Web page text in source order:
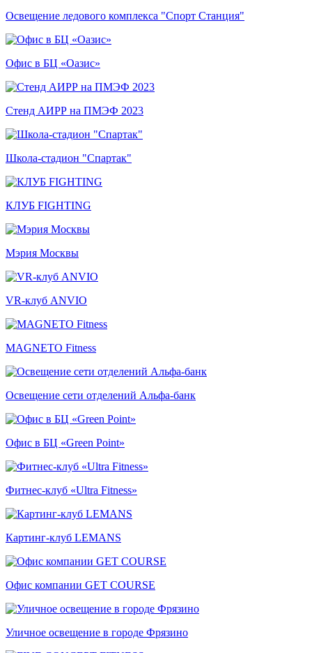
Освещение ледового комплекса "Спорт Станция"
Офис в БЦ «Оазис»
Стенд АИРР на ПМЭФ 2023
Школа-стадион "Спартак"
КЛУБ FIGHTING
Мэрия Москвы
VR-клуб ANVIO
MAGNETO Fitness
Освещение сети отделений Альфа-банк
Офис в БЦ «Green Point»
Фитнес-клуб «Ultra Fitness»
Картинг-клуб LEMANS
Офис компании GET COURSE
Уличное освещение в городе Фрязино